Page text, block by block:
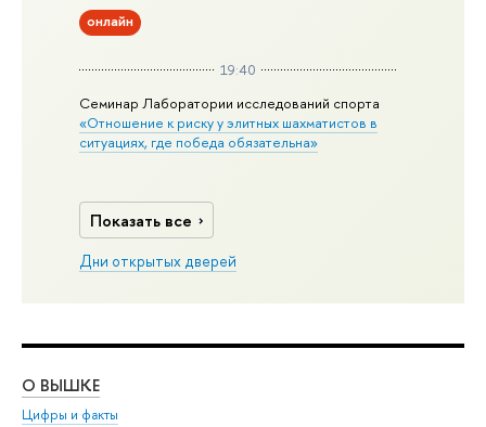
онлайн
19:40
Семинар Лаборатории исследований спорта
«Отношение к риску у элитных шахматистов в
ситуациях, где победа обязательна»
Показать все
Дни открытых дверей
О ВЫШКЕ
Цифры и факты